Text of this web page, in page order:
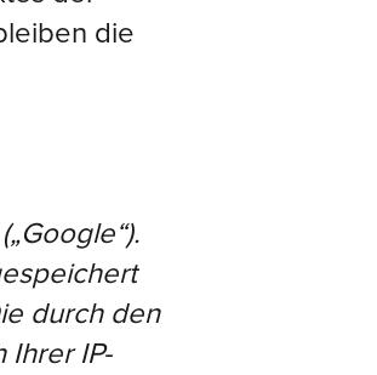
die
durch den
Ihrer IP-